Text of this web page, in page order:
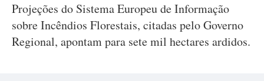
Projeções do Sistema Europeu de Informação
sobre Incêndios Florestais, citadas pelo Governo
Regional, apontam para sete mil hectares ardidos.